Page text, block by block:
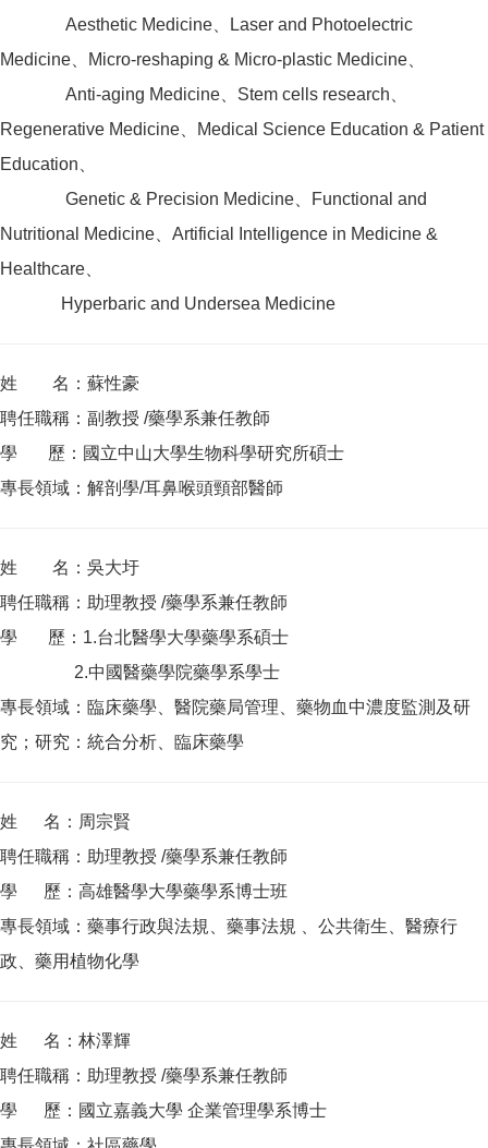
Aesthetic Medicine、Laser and Photoelectric
Medicine、Micro-reshaping & Micro-plastic Medicine、
Anti-aging Medicine、Stem cells research、
Regenerative Medicine、Medical Science Education & Patient
Education、
Genetic & Precision Medicine、Functional and
Nutritional Medicine、Artificial Intelligence in Medicine &
Healthcare、
Hyperbaric and Undersea Medicine
姓 名：蘇性豪
聘任職稱：副教授 /藥學系兼任教師
學 歷：國立中山大學生物科學研究所碩士
專長領域：解剖學/耳鼻喉頭頸部醫師
姓 名：吳大圩
聘任職稱：助理教授 /藥學系兼任教師
學 歷：1.台北醫學大學藥學系碩士
2.中國醫藥學院藥學系學士
專長領域：臨床藥學、醫院藥局管理、藥物血中濃度監測及研
究；研究：統合分析、臨床藥學
姓 名：周宗賢
聘任職稱：助理教授 /藥學系兼任教師
學 歷：高雄醫學大學藥學系博士班
專長領域：藥事行政與法規、藥事法規 、公共衛生、醫療行
政、藥用植物化學
姓 名：林澤輝
聘任職稱：助理教授 /藥學系兼任教師
學 歷：國立嘉義大學 企業管理學系博士